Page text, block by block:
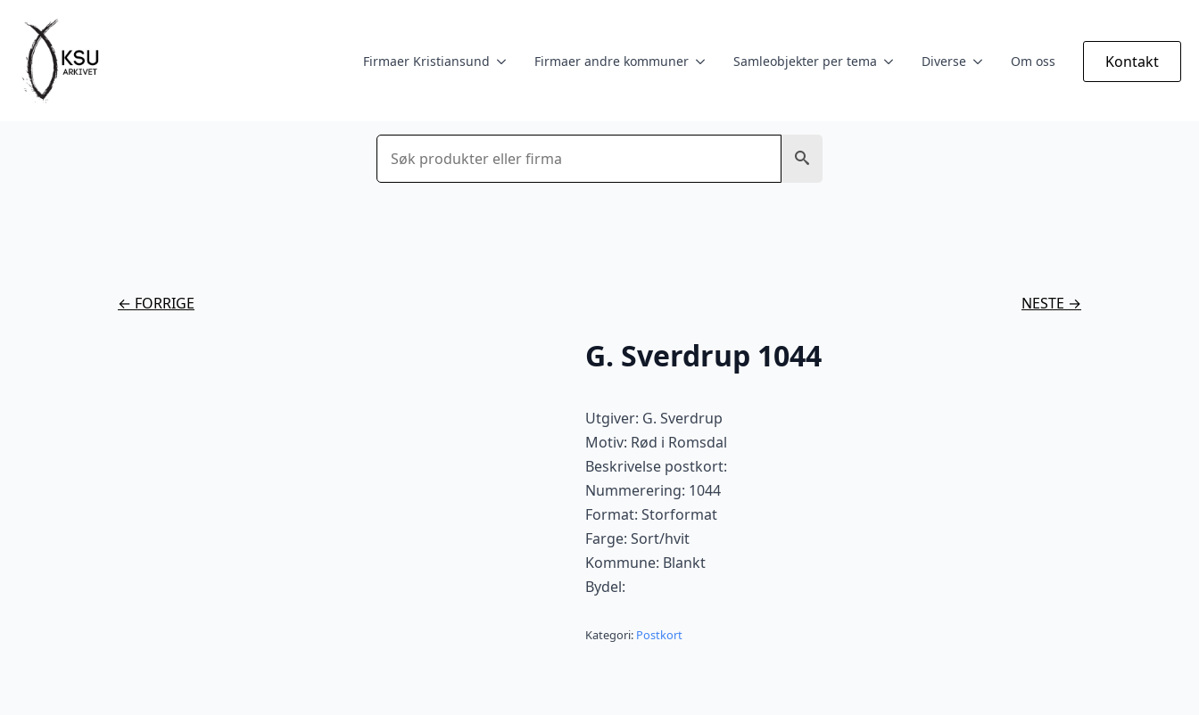
Firmaer Kristiansund Firmaer andre kommuner Samleobjekter per tema Diverse Om oss Kontakt
Søk
← FORRIGE NESTE →
G. Sverdrup 1044
Utgiver: G. Sverdrup
Motiv: Rød i Romsdal
Beskrivelse postkort:
Nummerering: 1044
Format: Storformat
Farge: Sort/hvit
Kommune: Blankt
Bydel:
Kategori: Postkort